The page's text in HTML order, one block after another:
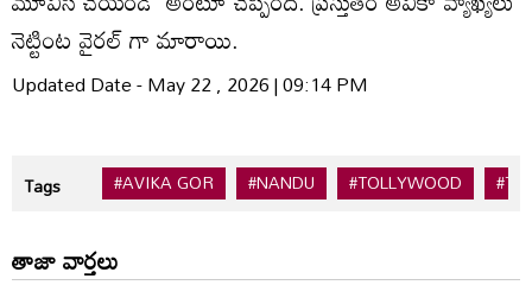
నెట్టింట వైరల్ గా మారాయి.
Updated Date - May 22 , 2026 | 09:14 PM
Tags #AVIKA GOR #NANDU #TOLLYWOOD #TV
తాజా వార్తలు